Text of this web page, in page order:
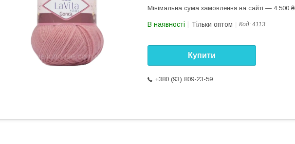
Мінімальна сума замовлення на сайті — 4 500 ₴
В наявності Тільки оптом Код: 4113
Купити
+380 (93) 809-23-59